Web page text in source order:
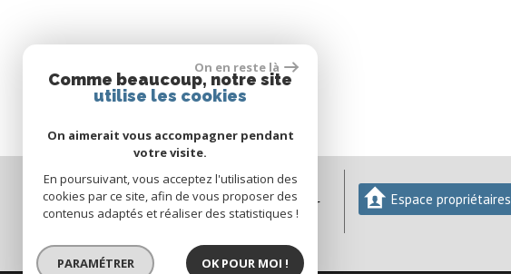
04 68 29 74 37
agmimmobilier66@orange.fr
76 avenue du Haut Vernet
Espace propriétaires
On en reste là
Comme beaucoup, notre site
utilise les cookies
On aimerait vous accompagner pendant
votre visite.
En poursuivant, vous acceptez l'utilisation des
cookies par ce site, afin de vous proposer des
contenus adaptés et réaliser des statistiques !
PARAMÉTRER OK POUR MOI !